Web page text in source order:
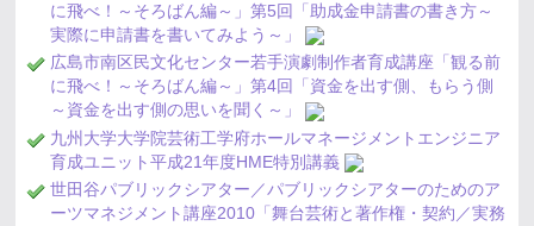
に飛べ！～そろばん編～」第5回「助成金申請書の書き方～
実際に申請書を書いてみよう～」
広島市南区民文化センター若手演劇制作者育成講座「観る前
に飛べ！～そろばん編～」第4回「資金を出す側、もらう側
～資金を出す側の思いを聞く～」
九州大学大学院芸術工学府ホールマネージメントエンジニア
育成ユニット平成21年度HME特別講義
世田谷パブリックシアター／パブリックシアターのためのア
ーツマネジメント講座2010「舞台芸術と著作権・契約／実務